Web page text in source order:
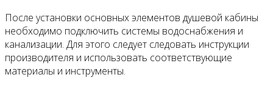
После установки основных элементов душевой кабины
необходимо подключить системы водоснабжения и
канализации. Для этого следует следовать инструкции
производителя и использовать соответствующие
материалы и инструменты.